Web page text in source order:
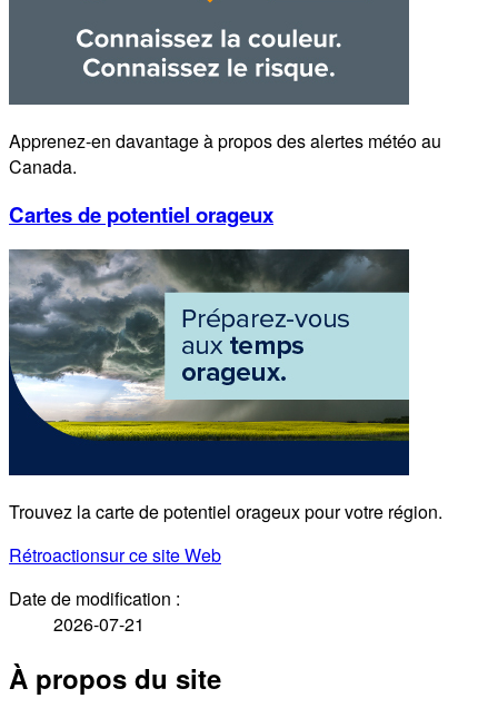
Apprenez-en davantage à propos des alertes météo au
Canada.
Cartes de potentiel orageux
Trouvez la carte de potentiel orageux pour votre région.
Rétroactionsur ce site Web
Date de modification :
2026-07-21
À propos du site